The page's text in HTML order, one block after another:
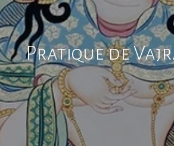
Pratique de